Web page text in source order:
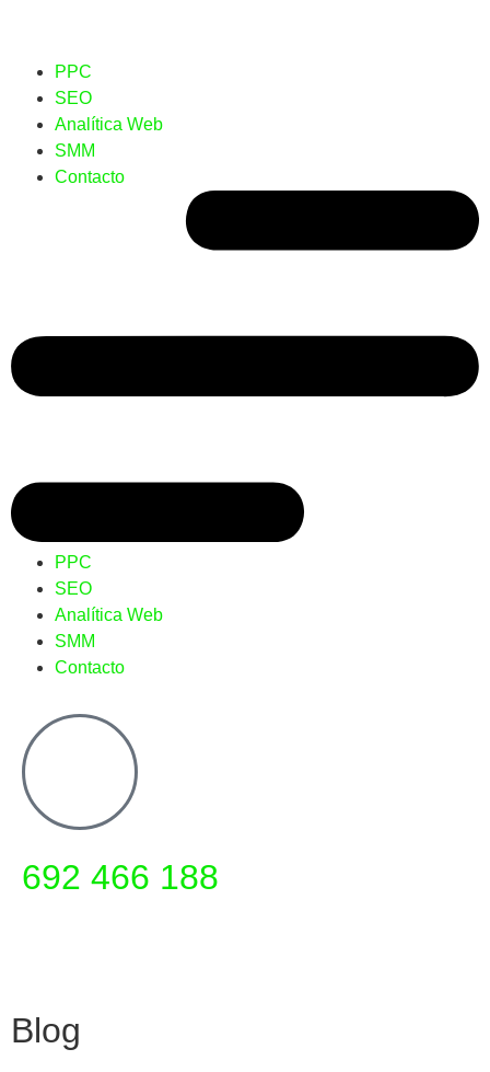
PPC
SEO
Analítica Web
SMM
Contacto
PPC
SEO
Analítica Web
SMM
Contacto
692 466 188
Blog